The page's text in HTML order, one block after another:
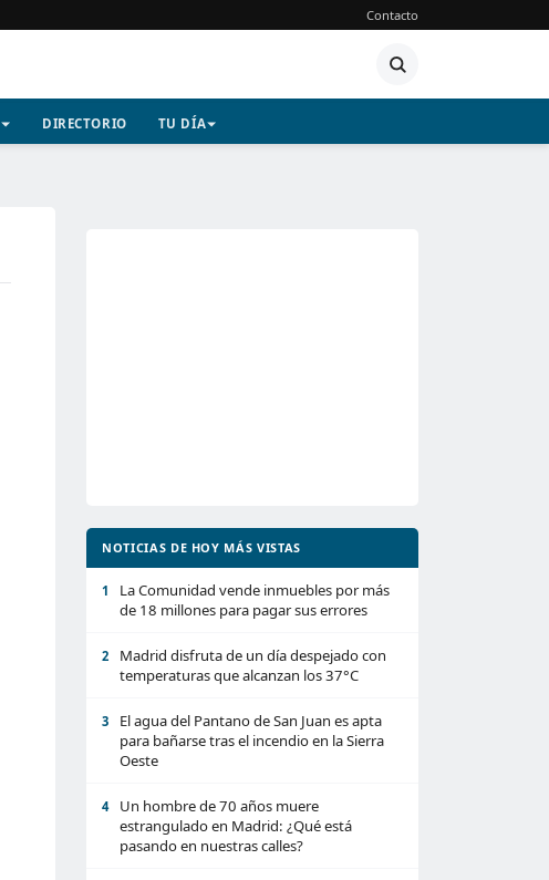
Contacto
DIRECTORIO TU DÍA
NOTICIAS DE HOY MÁS VISTAS
1
La Comunidad vende inmuebles por más
de 18 millones para pagar sus errores
2
Madrid disfruta de un día despejado con
temperaturas que alcanzan los 37°C
3
El agua del Pantano de San Juan es apta
para bañarse tras el incendio en la Sierra
Oeste
4
Un hombre de 70 años muere
estrangulado en Madrid: ¿Qué está
pasando en nuestras calles?